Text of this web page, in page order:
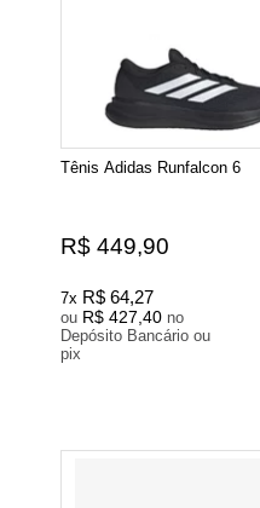
Tênis Adidas Runfalcon 6
R$ 449,90
7x R$ 64,27
ou R$ 427,40 no
Depósito Bancário ou
pix